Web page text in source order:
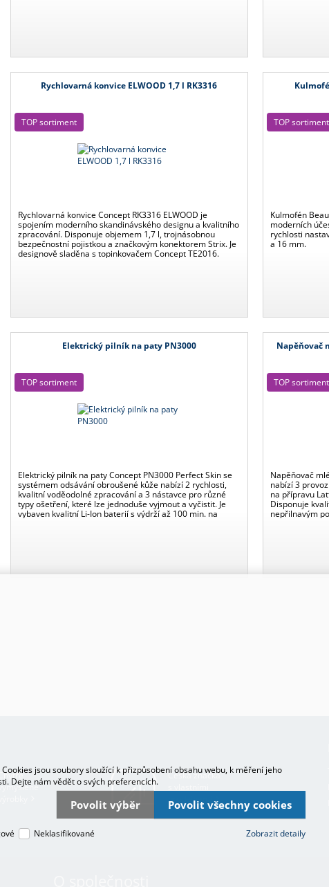
Rychlovarná konvice ELWOOD 1,7 l RK3316
Rychlovarná konvice Concept RK3316 ELWOOD je
spojením moderního skandinávského designu a kvalitního
zpracování. Disponuje objemem 1,7 l, trojnásobnou
bezpečnostní pojistkou a značkovým konektorem Strix. Je
designově sladěna s topinkovačem Concept TE2016.
TOP sortiment
Kulmofén
moderních
rychlosti
a 16 mm.
TOP sortiment
Elektrický pilník na paty PN3000
Elektrický pilník na paty Concept PN3000 Perfect Skin se
systémem odsávání obroušené kůže nabízí 2 rychlosti,
kvalitní voděodolné zpracování a 3 nástavce pro různé
typy ošetření, které lze jednoduše vyjmout a vyčistit. Je
vybaven kvalitní Li-Ion baterií s výdrží až 100 min. na
TOP sortiment
Napěňovač
Napěňovač
nabízí 3
na přípravu
Disponuje
nepřilnavým
TOP sortiment
Česká značka
prodejnami
jsou soubory sloužící k přizpůsobení obsahu webu, k měření jeho
Dejte nám vědět o svých preferencích.
Povolit výběr Povolit všechny cookies
Neklasifikované Zobrazit detaily